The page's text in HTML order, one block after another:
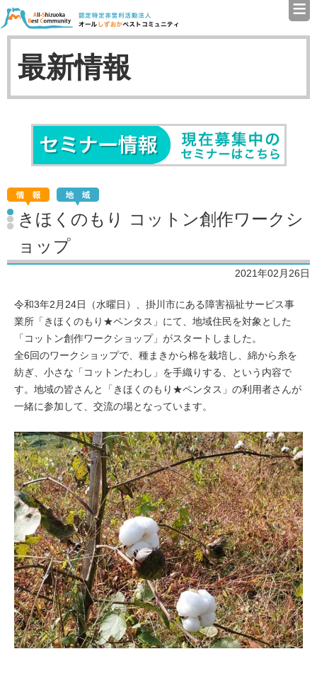
認定特定非営利活動法人（
≡
最新情報
きほくのもり コットン創作ワークシ
ョップ
2021年02月26日
令和3年2月24日（水曜日）、掛川市にある障害福祉サービス事
業所「きほくのもり★ペンタス」にて、地域住民を対象とした
「コットン創作ワークショップ」がスタートしました。
全6回のワークショップで、種まきから棉を栽培し、綿から糸を
紡ぎ、小さな「コットンたわし」を手織りする、という内容で
す。地域の皆さんと「きほくのもり★ペンタス」の利用者さんが
一緒に参加して、交流の場となっています。